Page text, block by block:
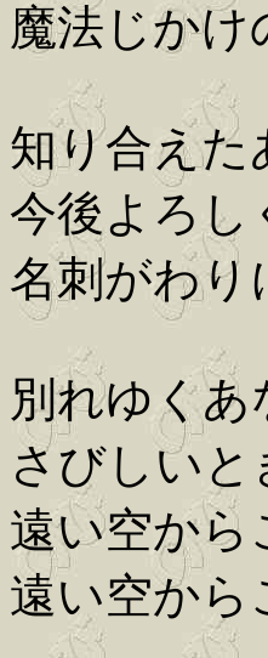
魔法じかけ
知り合え
今後よろし
名刺がわり
別れゆく
さびしい
遠い空から
遠い空から